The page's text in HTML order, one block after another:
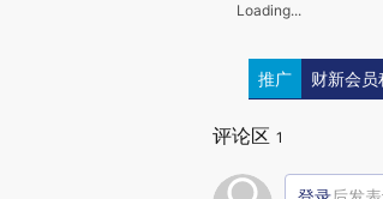
Loading...
推广 财新会员
评论区 1